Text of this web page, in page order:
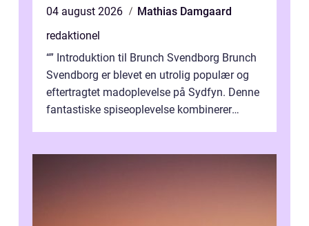
04 august 2026
Mathias Damgaard
redaktionel
“” Introduktion til Brunch Svendborg Brunch
Svendborg er blevet en utrolig populær og
eftertragtet madoplevelse på Sydfyn. Denne
fantastiske spiseoplevelse kombinerer